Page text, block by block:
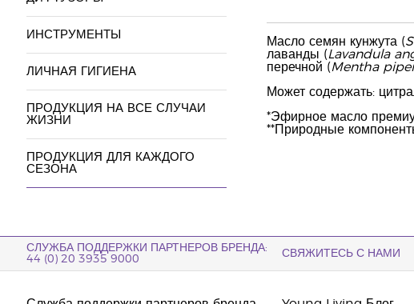
ИНСТРУМЕНТЫ
ЛИЧНАЯ ГИГИЕНА
ПРОДУКЦИЯ НА ВСЕ СЛУЧАИ
ЖИЗНИ
ПРОДУКЦИЯ ДЛЯ КАЖДОГО
СЕЗОНА
Масло семян кунжута (
лаванды (Lavandula
перечной (Mentha
Может содержать:
*Эфирное масло
**Природные
СЛУЖБА ПОДДЕРЖКИ ПАРТНЕРОВ БРЕНДА:
44 (0) 20 3935 9000
СВЯЖИТЕСЬ С НАМИ